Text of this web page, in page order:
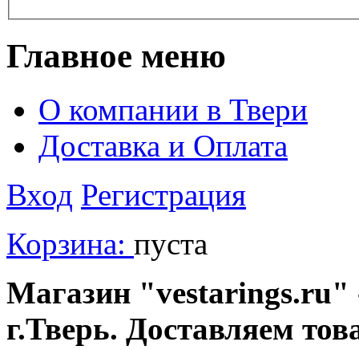
Главное меню
О компании в Твери
Доставка и Оплата
Вход Регистрация
Корзина: пуста
Магазин "vestarings.ru"
г.Тверь. Доставляем